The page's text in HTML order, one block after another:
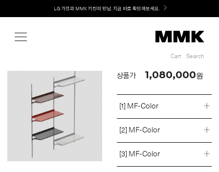
Welcome! 신규 회원가입 시 MMK Shop Coupon (총 60만원) 지급
Cart Search
상품가 1,080,000원
[1] MF-Color
[2] MF-Color
[3] MF-Color